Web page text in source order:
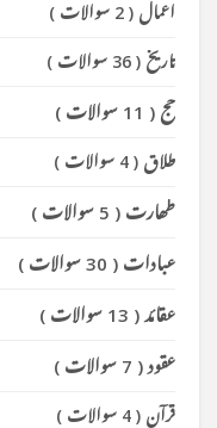
اعمال ( 2 سوالات )
تاریخ ( 36 سوالات )
حج ( 11 سوالات )
طلاق ( 4 سوالات )
طھارت ( 5 سوالات )
عبادات ( 30 سوالات )
عقائد( 13 سوالات )
عقود ( 7 سوالات )
قرآن ( 4 سوالات )